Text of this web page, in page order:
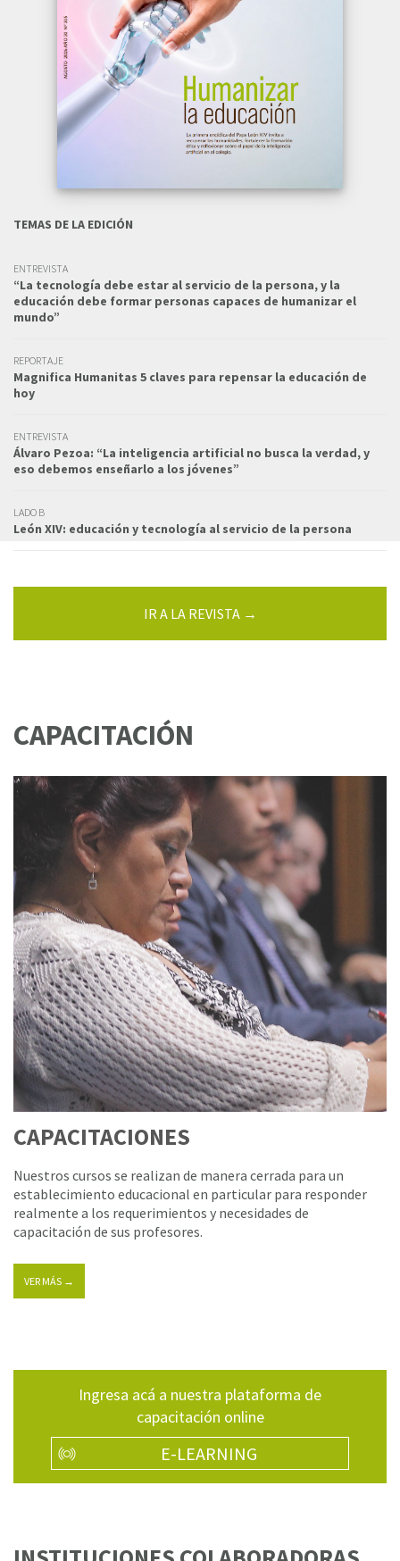
TEMAS DE LA EDICIÓN
ENTREVISTA
“La tecnología debe estar al servicio de la persona, y la
educación debe formar personas capaces de humanizar el
mundo”
REPORTAJE
Magnifica Humanitas 5 claves para repensar la educación de
hoy
ENTREVISTA
Álvaro Pezoa: “La inteligencia artificial no busca la verdad, y
eso debemos enseñarlo a los jóvenes”
LADO B
León XIV: educación y tecnología al servicio de la persona
IR A LA REVISTA →
CAPACITACIÓN
CAPACITACIONES
Nuestros cursos se realizan de manera cerrada para un
establecimiento educacional en particular para responder
realmente a los requerimientos y necesidades de
capacitación de sus profesores.
VER MÁS →
Ingresa acá a nuestra plataforma de
capacitación online
E-LEARNING